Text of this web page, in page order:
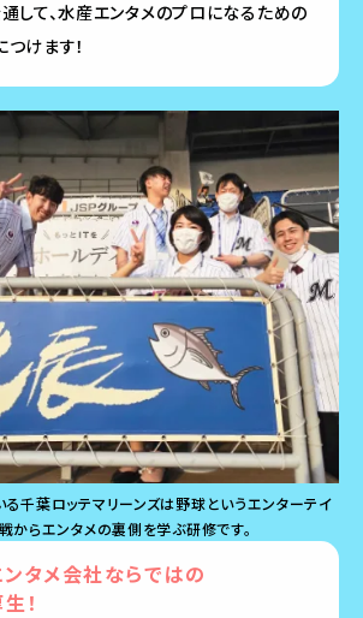
して、水産エンタメのプロになるための
けます！
千葉ロッテマリーンズは野球というエンターテイ
からエンタメの裏側を学ぶ研修です。
タメ会社ならではの
！